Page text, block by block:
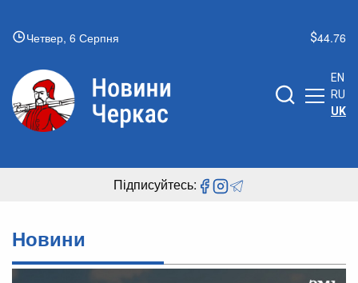
Четвер, 6 Серпня 44.76
EN
RU
UK
Підписуйтесь:
Новини